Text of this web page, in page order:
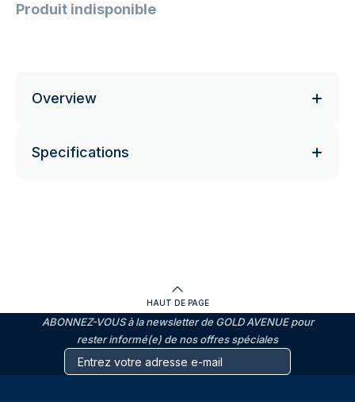
Produit indisponible
Overview
Specifications
HAUT DE PAGE
ABONNEZ-VOUS à la newsletter de GOLD AVENUE pour
rester informé(e) de nos offres spéciales